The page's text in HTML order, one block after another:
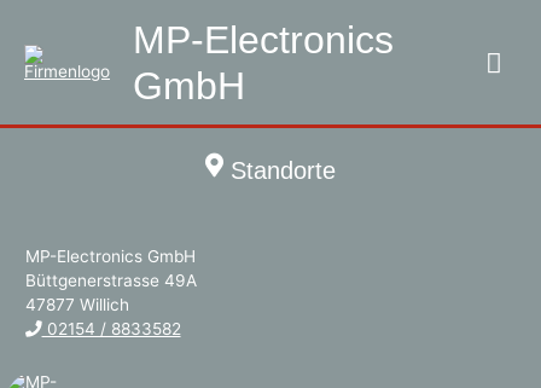
MP-Electronics
GmbH
Standorte
MP-Electronics GmbH
Büttgenerstrasse 49A
47877 Willich
02154 / 8833582